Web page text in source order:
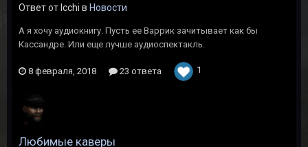
Ответ от Icchi в Новости
А я хочу аудиокнигу. Пусть ее Варрик зачитывает как бы
Кассандре. Или еще лучше аудиоспектакль.
8 февраля, 2018 23 ответа 1
Любимые каверы